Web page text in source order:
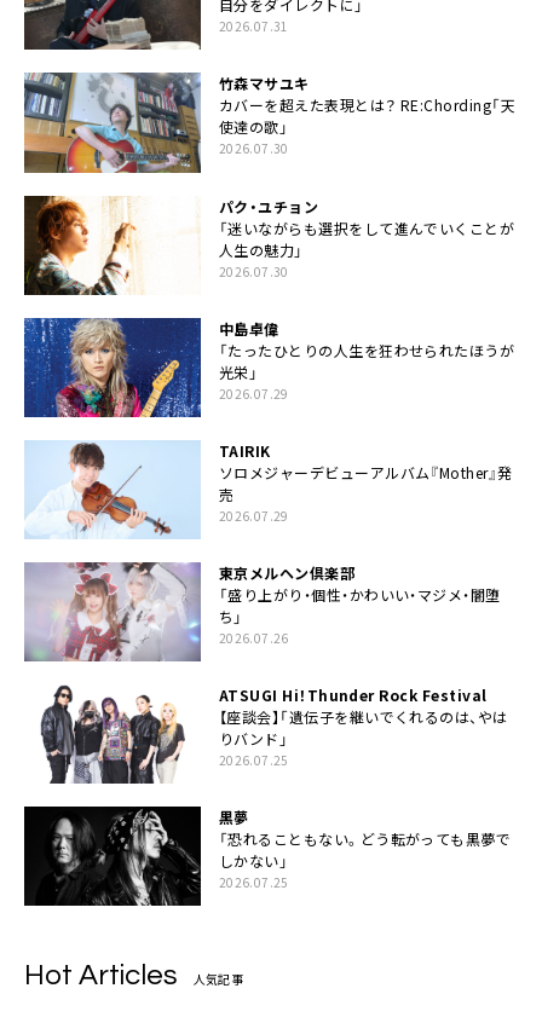
自分をダイレクトに」
2026.07.31
竹森マサユキ
カバーを超えた表現とは？ RE:Chording「天
使達の歌」
2026.07.30
パク・ユチョン
「迷いながらも選択をして進んでいくことが
人生の魅力」
2026.07.30
中島卓偉
「たったひとりの人生を狂わせられたほうが
光栄」
2026.07.29
TAIRIK
ソロメジャーデビューアルバム『Mother』発
売
2026.07.29
東京メルヘン倶楽部
「盛り上がり・個性・かわいい・マジメ・闇堕
ち」
2026.07.26
ATSUGI Hi！Thunder Rock Festival
【座談会】「遺伝子を継いでくれるのは、やは
りバンド」
2026.07.25
黒夢
「恐れることもない。どう転がっても黒夢で
しかない」
2026.07.25
Hot Articles 人気記事